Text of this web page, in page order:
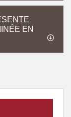
EN